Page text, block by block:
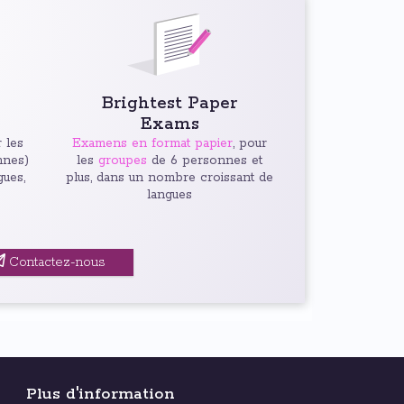
les
Brightest Paper
Exams
Examens en format papier, pour
les groupes de 6 personnes et
plus, dans un nombre croissant de
langues
Contactez-nous
Plus d'information